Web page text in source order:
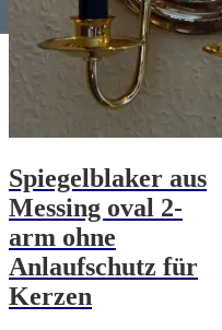
Spiegelblaker aus
Messing oval 2-
arm ohne
Anlaufschutz für
Kerzen